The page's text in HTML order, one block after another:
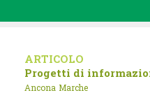
ARTICOLO
Progetti di
Ancona Marche